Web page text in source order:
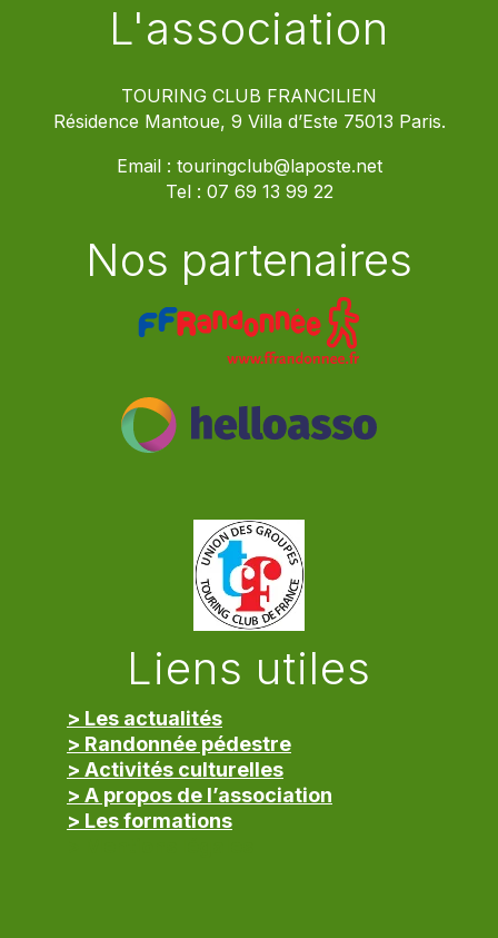
L'association
TOURING CLUB FRANCILIEN
Résidence Mantoue, 9 Villa d’Este 75013 Paris.
Email : touringclub@laposte.net
Tel : 07 69 13 99 22
Nos partenaires
Liens utiles
> Les actualités
> Randonnée pédestre
> Activités culturelles
> A propos de l’association
> Les formations